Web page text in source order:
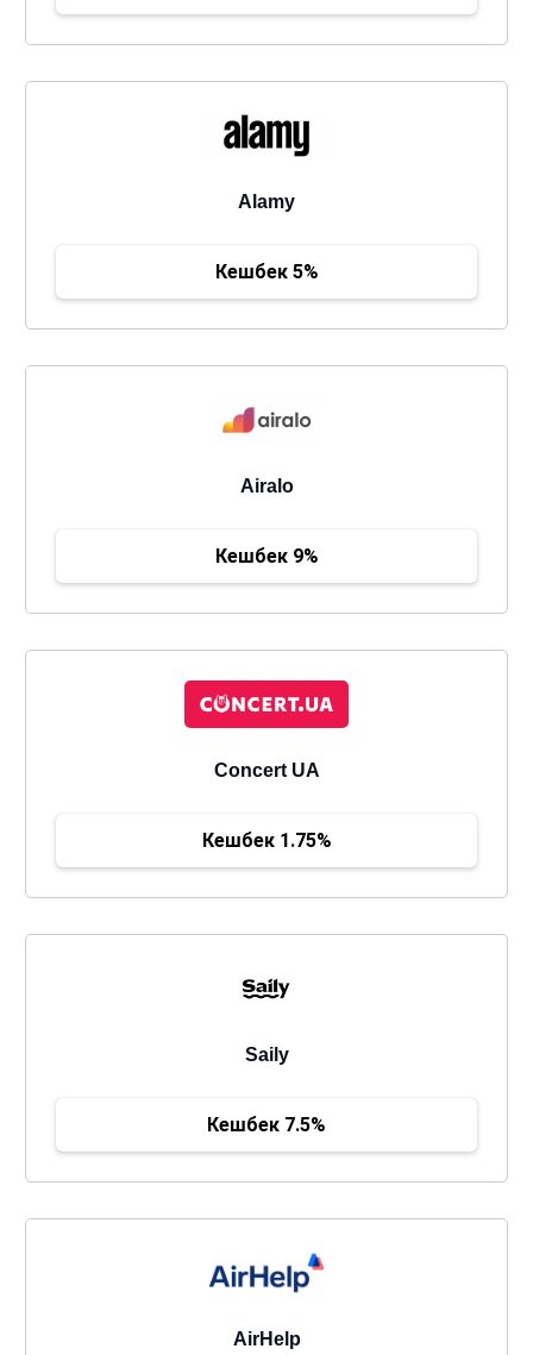
Alamy
Кешбек 5%
Airalo
Кешбек 9%
Concert UA
Кешбек 1.75%
Saily
Кешбек 7.5%
AirHelp